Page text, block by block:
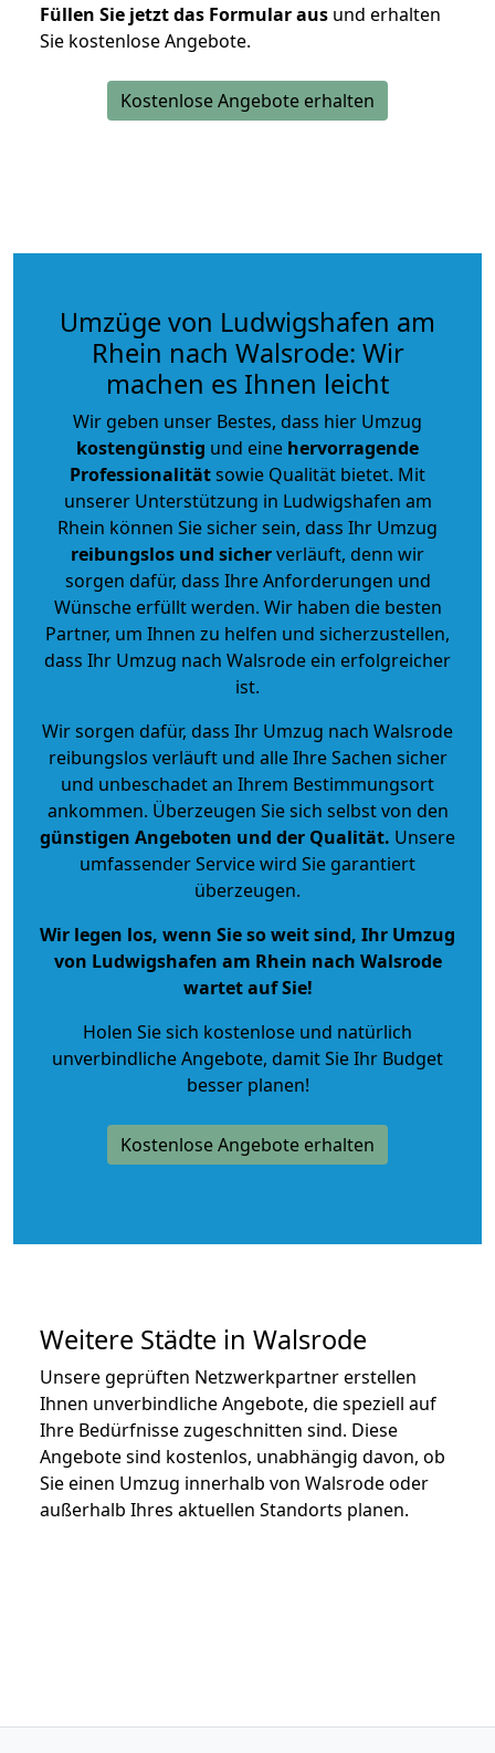
Füllen Sie jetzt das Formular aus und erhalten
Sie kostenlose Angebote.
Kostenlose Angebote erhalten
Umzüge von Ludwigshafen am
Rhein nach Walsrode: Wir
machen es Ihnen leicht
Wir geben unser Bestes, dass hier Umzug
kostengünstig und eine hervorragende
Professionalitätsowie Qualität bietet. Mit
unserer Unterstützung in Ludwigshafen am
Rhein können Sie sicher sein, dass Ihr Umzug
reibungslos und sicherverläuft, denn wir
sorgen dafür, dass Ihre Anforderungen und
Wünsche erfüllt werden. Wir haben die besten
Partner, um Ihnen zu helfen und sicherzustellen,
dass Ihr Umzug nach Walsrode ein erfolgreicher
ist.
Wir sorgen dafür, dass Ihr Umzug nach Walsrode
reibungslos verläuft und alle Ihre Sachen sicher
und unbeschadet an Ihrem Bestimmungsort
ankommen. Überzeugen Sie sich selbst von den
günstigen Angeboten und der Qualität. Unsere
umfassender Service wird Sie garantiert
überzeugen.
Wir legen los, wenn Sie so weit sind, Ihr Umzug
von Ludwigshafen am Rhein nach Walsrode
wartet auf Sie!
Holen Sie sich kostenlose und natürlich
unverbindliche Angebote, damit Sie Ihr Budget
besser planen!
Kostenlose Angebote erhalten
Weitere Städte in Walsrode
Unsere geprüften Netzwerkpartner erstellen
Ihnen unverbindliche Angebote, die speziell auf
Ihre Bedürfnisse zugeschnitten sind. Diese
Angebote sind kostenlos, unabhängig davon, ob
Sie einen Umzug innerhalb von Walsrode oder
außerhalb Ihres aktuellen Standorts planen.